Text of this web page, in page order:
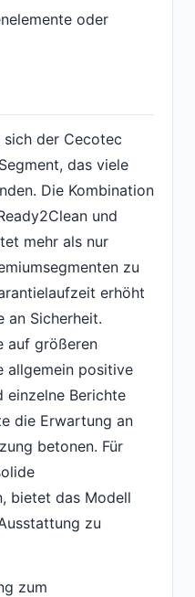
oder
der Cecotec
das viele
Die Kombination
und
mehr als nur
zu
erhöht
an Sicherheit.
auf größeren
allgemein positive
einzelne Berichte
die Erwartung an
betonen. Für
bietet das Modell
zu
zum